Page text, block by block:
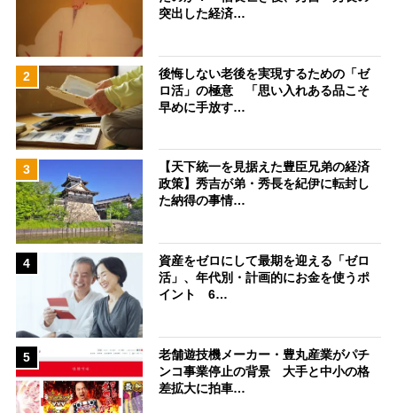
突出した経済…
2
後悔しない老後を実現するための「ゼ
ロ活」の極意 「思い入れある品こそ
早めに手放す…
3
【天下統一を見据えた豊臣兄弟の経済
政策】秀吉が弟・秀長を紀伊に転封し
た納得の事情…
4
資産をゼロにして最期を迎える「ゼロ
活」、年代別・計画的にお金を使うポ
イント 6…
5
老舗遊技機メーカー・豊丸産業がパチ
ンコ事業停止の背景 大手と中小の格
差拡大に拍車…